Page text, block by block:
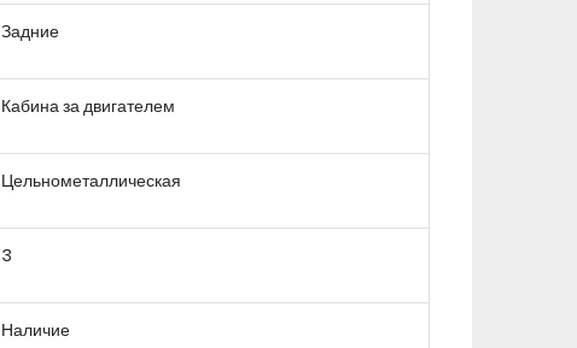
Задние
Кабина за двигателем
Цельнометаллическая
3
Наличие